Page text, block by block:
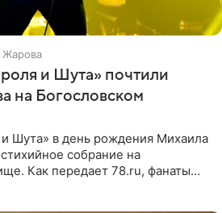
Жарова
и Шута» почтили
на Богословском
Шута» в день рождения Михаила
собрание на
Как передает 78.ru, фанаты